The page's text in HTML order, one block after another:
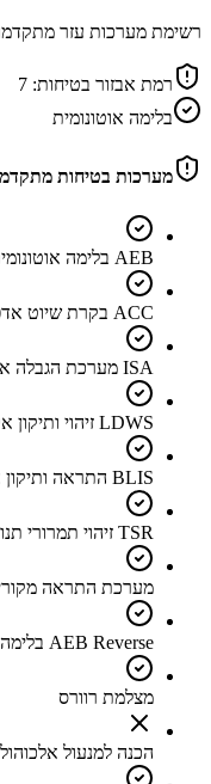
רשימת מערכות עזר
רמת אבזור בטיחות: 7
בלימה אוטונומית
מערכות בטיחות
AEB בלימה אוטונומית כולל זיהוי הולכי רגל
ACC בקרת שיוט אדפטיבית
ISA מערכת הגבלה אוטומטית למהירות הרכב
LDWS זיהוי ותיקון אקטיבי לסטיה מנתיב
BLIS התראה ותיקון אקטיבי לרכב בשטח מת
TSR זיהוי תמרורי תנועה
מערכת התראה
AEB Reverse בלימה אוטונומית בנסיעה לאחור
מצלמת רוורס
הכנה למנעול אלכוהול